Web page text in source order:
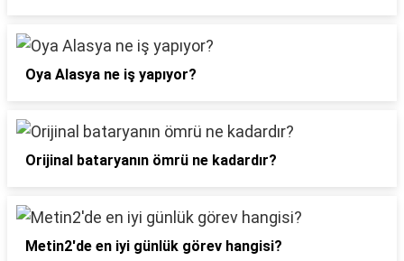
Oya Alasya ne iş yapıyor?
Orijinal bataryanın ömrü ne kadardır?
Metin2'de en iyi günlük görev hangisi?